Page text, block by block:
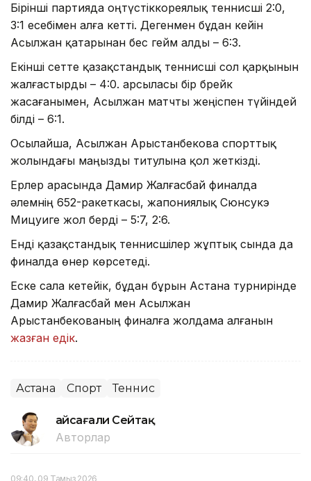
Бірінші партияда оңтүстіккореялық теннисші 2:0,
3:1 есебімен алға кетті. Дегенмен бұдан кейін
Асылжан қатарынан бес гейм алды – 6:3.
Екінші сетте қазақстандық теннисші сол қарқынын
жалғастырды – 4:0. Қарсыласы бір брейк
жасағанымен, Асылжан матчты жеңіспен түйіндей
білді – 6:1.
Осылайша, Асылжан Арыстанбекова спорттық
жолындағы маңызды титулына қол жеткізді.
Ерлер арасында Дамир Жалғасбай финалда
әлемнің 652-ракеткасы, жапониялық Сюнсукэ
Мицуиге жол берді – 5:7, 2:6.
Енді қазақстандық теннисшілер жұптық сында да
финалда өнер көрсетеді.
Еске сала кетейік, бұдан бұрын Астана турнирінде
Дамир Жалғасбай мен Асылжан
Арыстанбекованың финалға жолдама алғанын
жазған едік.
Астана Спорт Теннис
Ғайсағали Сейтақ
Авторлар
09:40, 09 Тамыз 2026